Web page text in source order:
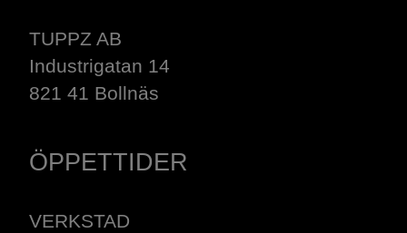
TUPPZ AB
Industrigatan 14
821 41 Bollnäs
ÖPPETTIDER
VERKSTAD